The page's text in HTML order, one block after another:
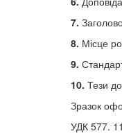
7.
8. Місце
9.
10. Тези
Зразок
УДК 577.